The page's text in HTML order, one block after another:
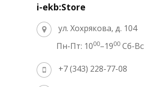
i-ekb:Store
ул. Хохрякова, д. 104
Пн-Пт: 1000–1900 Сб-
+7 (343) 228-77-08